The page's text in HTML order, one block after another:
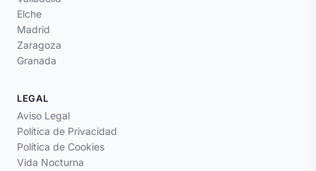
Elche
Madrid
Zaragoza
Granada
LEGAL
Aviso Legal
Política de Privacidad
Política de Cookies
Vida Nocturna